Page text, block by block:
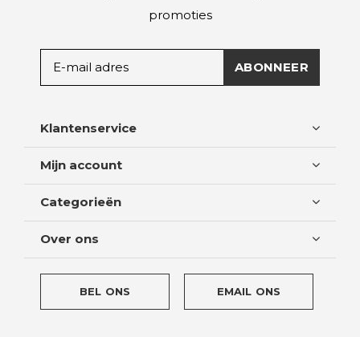
promoties
ABONNEER
Klantenservice
Mijn account
Categorieën
Over ons
BEL ONS EMAIL ONS